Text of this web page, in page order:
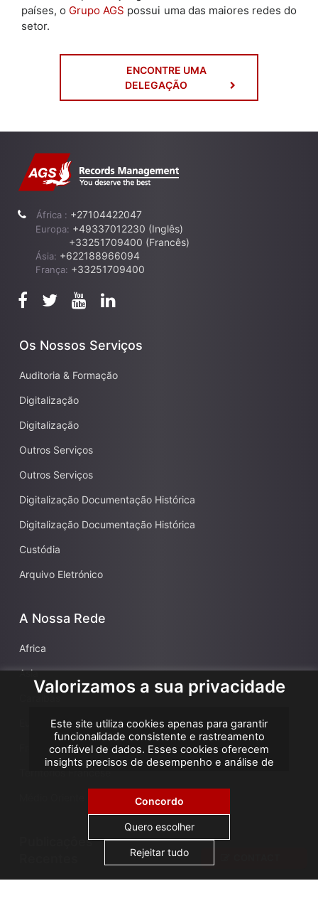
países, o Grupo AGS possui uma das maiores redes do
setor.
ENCONTRE UMA
DELEGAÇÃO
África : +27104422047
Europa: +49337012230 (Inglês)
+33251709400 (Francês)
Ásia: +622188966094
França: +33251709400
Os Nossos Serviços
Auditoria & Formação
Digitalização
Digitalização
Outros Serviços
Outros Serviços
Digitalização Documentação Histórica
Digitalização Documentação Histórica
Custódia
Arquivo Eletrónico
A Nossa Rede
Africa
Asia
Europa
França
Territórios Francese
Publicaçôes
Valorizamos a sua privacidade
Este site utiliza cookies apenas para garantir
funcionalidade consistente e rastreamento
confiável de dados. Esses cookies oferecem
insights precisos de desempenho e análise de
experiência. Não utilizamos cookies para
publicidade ou remarketing, e nenhum dado
pessoal é vendido ou compartilhado com
terceiros. Ao clicar em "Aceitar todos", você
consente com o uso de cookies.
Concordo
Quero escolher
Rejeitar tudo